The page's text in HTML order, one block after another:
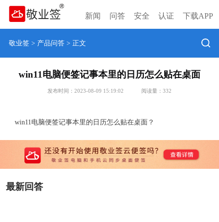
新闻 问答 安全 认证 下载APP
敬业签> 产品问答> 正文
win11电脑便签记事本里的日历怎么贴在桌面
发布时间：2023-08-09 15:19:02 阅读量： 332
win11电脑便签记事本里的日历怎么贴在桌面？
最新回答